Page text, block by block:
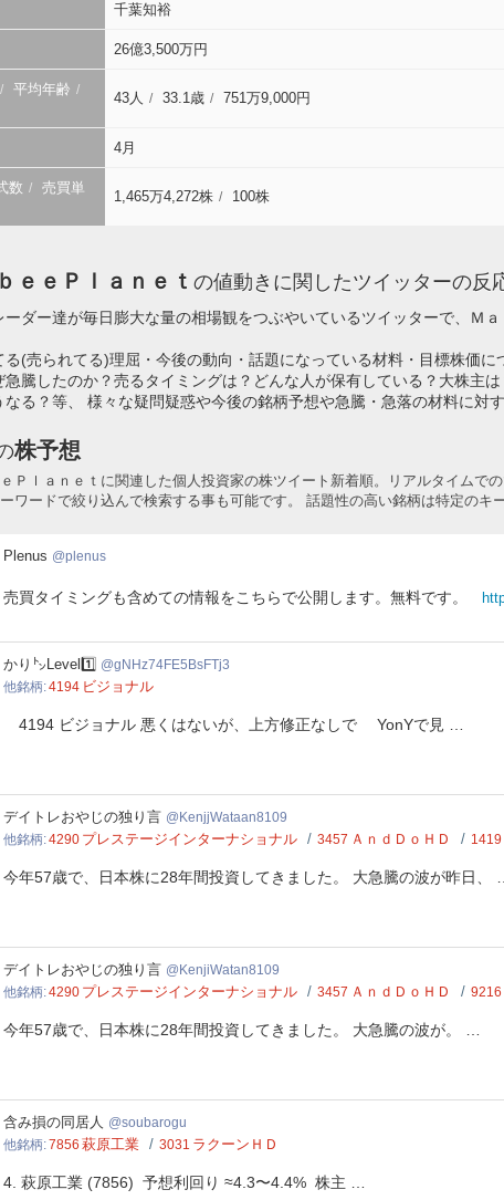
千葉知裕
26億3,500万円
平均年齢
43人 33.1歳 751万9,000円
4月
数
売買単
1,465万4,272株 100株
ｅｅＰｌａｎｅｔ の値動きに関したツイッターの反
ーダー達が毎日膨大な量の相場観をつぶやいているツイッターで、Ｍ
る(売られてる)理屈・今後の動向・話題になっている材料・目標株価に
急騰したのか？売るタイミングは？どんな人が保有している？大株主
なる？等、 様々な疑問疑惑や今後の銘柄予想や急騰・急落の材料に対
株予想
Ｐｌａｎｅｔに関連した個人投資家の株ツイート新着順。リアルタイムで
ワードで絞り込んで検索する事も可能です。 話題性の高い銘柄は特定のキ
Plenus
Plenus plenus
売買タイミングも含めての情報をこちらで公開します。無料です。
gNHz74FE5BsFTj3
かり㌧Level1️⃣ gNHz74FE5BsFTj3
他銘柄 4194 ビジョナル
4194 ビジョナル 悪くはないが、上方修正なしで YonYで見 …
KenjjWataan8109
デイトレおやじの独り言 KenjjWataan8109
他銘柄 4290 プレステージインターナショナル 3457 ＡｎｄＤｏＨＤ 1419
今年57歳で、日本株に28年間投資してきました。 大急騰の波が昨日、 …
KenjiWatan8109
デイトレおやじの独り言 KenjiWatan8109
他銘柄 4290 プレステージインターナショナル 3457 ＡｎｄＤｏＨＤ 9216
今年57歳で、日本株に28年間投資してきました。 大急騰の波が。 …
soubarogu
含み損の同居人 soubarogu
他銘柄 7856 萩原工業 3031 ラクーンＨＤ
4. 萩原工業 (7856) 予想利回り ≈4.3〜4.4% 株主 …